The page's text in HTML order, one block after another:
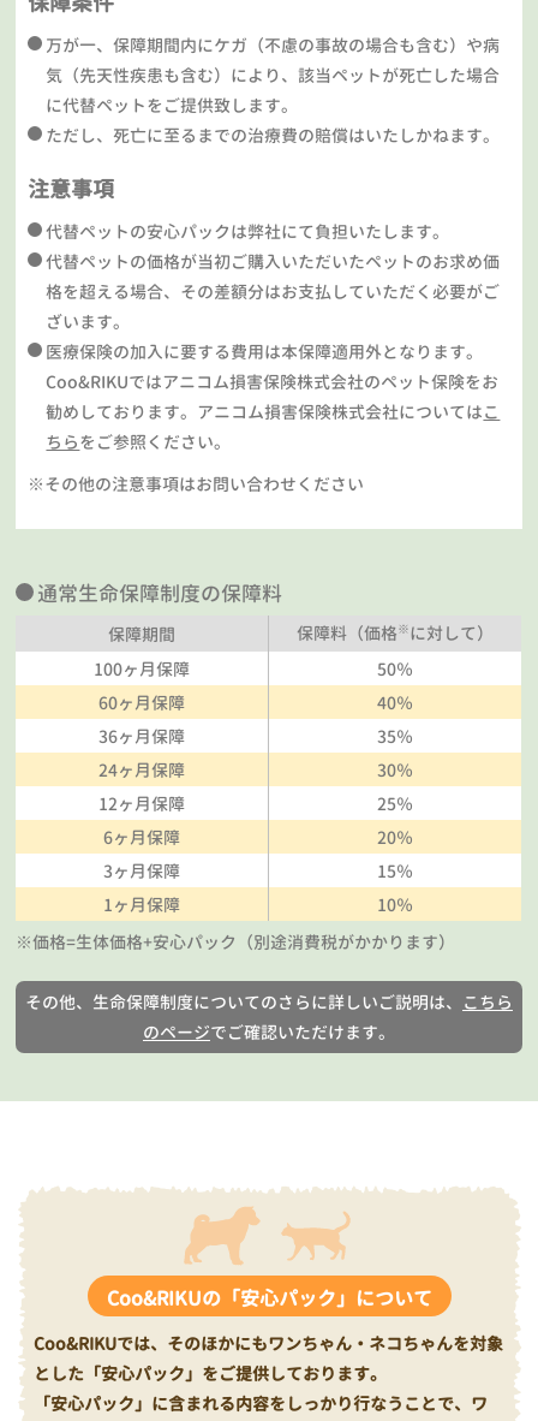
万が一、保障期間内にケガ（不慮の事故の場合も含む）や病
気（先天性疾患も含む）により、該当ペットが死亡した場合
に代替ペットをご提供致します。
ただし、死亡に至るまでの治療費の賠償はいたしかねます。
注意事項
代替ペットの安心パックは弊社にて負担いたします。
代替ペットの価格が当初ご購入いただいたペットのお求め価
格を超える場合、その差額分はお支払していただく必要がご
ざいます。
医療保険の加入に要する費用は本保障適用外となります。
Coo&RIKUではアニコム損害保険株式会社のペット保険をお
勧めしております。アニコム損害保険株式会社についてはこ
ちらをご参照ください。
※その他の注意事項はお問い合わせください
通常生命保障制度の保障料
保障期間 保障料（価格※に対して）
100ヶ月保障
50％
60ヶ月保障
40％
36ヶ月保障
35％
24ヶ月保障
30％
12ヶ月保障
25％
6ヶ月保障
20％
3ヶ月保障
15％
1ヶ月保障
10％
※価格=生体価格+安心パック（別途消費税がかかります）
その他、生命保障制度についてのさらに詳しいご説明は、 こちら
のページでご確認いただけます。
Coo&RIKUの「安心パック」について
Coo&RIKUでは、そのほかにもワンちゃん・ネコちゃんを対象
とした「安心パック」をご提供しております。
「安心パック」に含まれる内容をしっかり行なうことで、ワ